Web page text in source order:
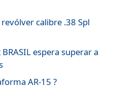
calibre .38 Spl
espera superar a
AR-15 ?